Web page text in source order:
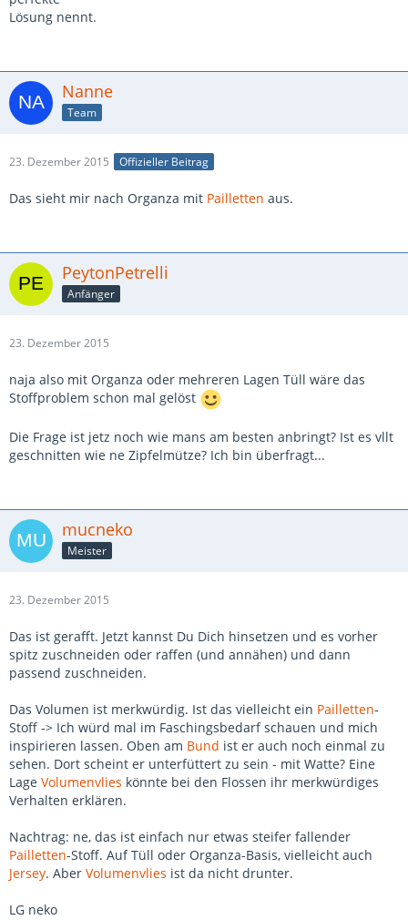
Lösung nennt.
Nanne
Team
23. Dezember 2015 Offizieller Beitrag
Das sieht mir nach Organza mit Pailletten aus.
PeytonPetrelli
Anfänger
23. Dezember 2015
naja also mit Organza oder mehreren Lagen Tüll wäre das
Stoffproblem schon mal gelöst
Die Frage ist jetz noch wie mans am besten anbringt? Ist es vllt
geschnitten wie ne Zipfelmütze? Ich bin überfragt...
mucneko
Meister
23. Dezember 2015
Das ist gerafft. Jetzt kannst Du Dich hinsetzen und es vorher
spitz zuschneiden oder raffen (und annähen) und dann
passend zuschneiden.
Das Volumen ist merkwürdig. Ist das vielleicht ein Pailletten-
Stoff -> Ich würd mal im Faschingsbedarf schauen und mich
inspirieren lassen. Oben am Bund ist er auch noch einmal zu
sehen. Dort scheint er unterfüttert zu sein - mit Watte? Eine
Lage Volumenvlies könnte bei den Flossen ihr merkwürdiges
Verhalten erklären.
Nachtrag: ne, das ist einfach nur etwas steifer fallender
Pailletten-Stoff. Auf Tüll oder Organza-Basis, vielleicht auch
Jersey. Aber Volumenvlies ist da nicht drunter.
LG neko